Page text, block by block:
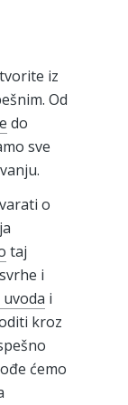
iz
Od
do
sve
o
taj
i
i
kroz
ćemo